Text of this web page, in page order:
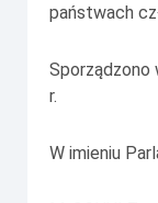
państwach
Sporządzono
r.
W imieniu